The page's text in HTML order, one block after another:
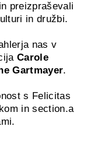
preizpraševali
in družbi.
nas v
Carole
Gartmayer.
s Felicitas
in section.a